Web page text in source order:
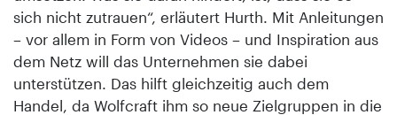
sich nicht zutrauen“, erläutert Hurth. Mit Anleitungen
– vor allem in Form von Videos – und Inspiration aus
dem Netz will das Unternehmen sie dabei
unterstützen. Das hilft gleichzeitig auch dem
Handel, da Wolfcraft ihm so neue Zielgruppen in die